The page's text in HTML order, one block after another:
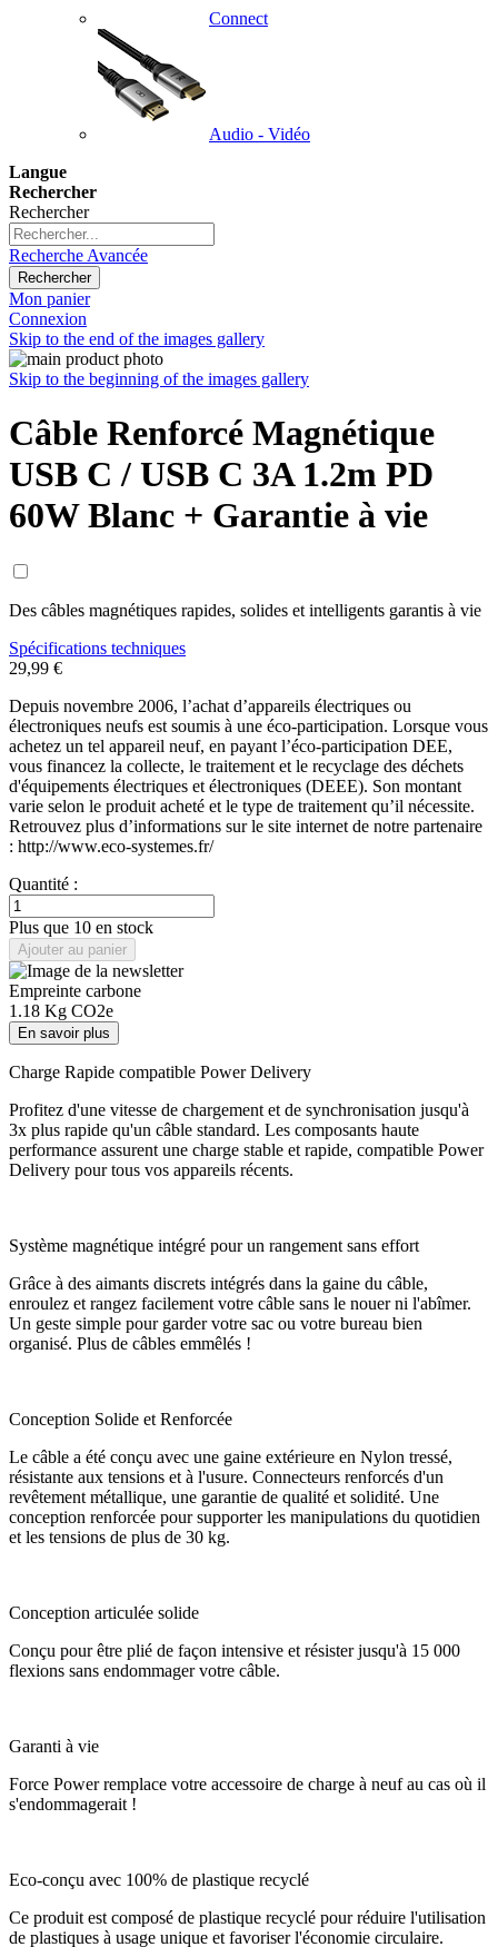
Connect
Audio - Vidéo
Langue
Rechercher
Rechercher
Recherche Avancée
Rechercher
Mon panier
Connexion
Skip to the end of the images gallery
Skip to the beginning of the images gallery
Câble Renforcé Magnétique
USB C / USB C 3A 1.2m PD
60W Blanc + Garantie à vie
Des câbles magnétiques rapides, solides et intelligents garantis à vie
Spécifications techniques
29,99 €
Depuis novembre 2006, l’achat d’appareils électriques ou
électroniques neufs est soumis à une éco-participation. Lorsque vous
achetez un tel appareil neuf, en payant l’éco-participation DEE,
vous financez la collecte, le traitement et le recyclage des déchets
d'équipements électriques et électroniques (DEEE). Son montant
varie selon le produit acheté et le type de traitement qu’il nécessite.
Retrouvez plus d’informations sur le site internet de notre partenaire
: http://www.eco-systemes.fr/
Quantité :
Plus que 10 en stock
Ajouter au panier
Empreinte carbone
1.18 Kg CO2e
En savoir plus
Charge Rapide compatible Power Delivery
Profitez d'une vitesse de chargement et de synchronisation jusqu'à
3x plus rapide qu'un câble standard. Les composants haute
performance assurent une charge stable et rapide, compatible Power
Delivery pour tous vos appareils récents.
Système magnétique intégré pour un rangement sans effort
Grâce à des aimants discrets intégrés dans la gaine du câble,
enroulez et rangez facilement votre câble sans le nouer ni l'abîmer.
Un geste simple pour garder votre sac ou votre bureau bien
organisé. Plus de câbles emmêlés !
Conception Solide et Renforcée
Le câble a été conçu avec une gaine extérieure en Nylon tressé,
résistante aux tensions et à l'usure. Connecteurs renforcés d'un
revêtement métallique, une garantie de qualité et solidité. Une
conception renforcée pour supporter les manipulations du quotidien
et les tensions de plus de 30 kg.
Conception articulée solide
Conçu pour être plié de façon intensive et résister jusqu'à 15 000
flexions sans endommager votre câble.
Garanti à vie
Force Power remplace votre accessoire de charge à neuf au cas où il
s'endommagerait !
Eco-conçu avec 100% de plastique recyclé
Ce produit est composé de plastique recyclé pour réduire l'utilisation
de plastiques à usage unique et favoriser l'économie circulaire.